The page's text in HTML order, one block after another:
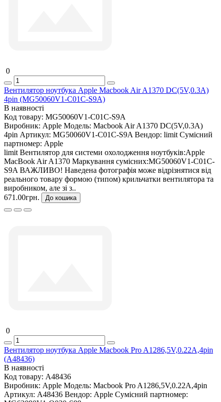
0
Вентилятор ноутбука Apple Macbook Air A1370 DC(5V,0.3A)
4pin (MG50060V1-C01C-S9A)
В наявності
Код товару: MG50060V1-C01C-S9A
Виробник: Apple Модель: Macbook Air A1370 DC(5V,0.3A)
4pin Артикул: MG50060V1-C01C-S9A Вендор: limit Сумісний
партномер: Apple
limit Вентилятор для системи охолодження ноутбуків:Apple
MacBook Air A1370 Маркування сумісних:MG50060V1-C01C-
S9A ВАЖЛИВО! Наведена фотографія може відрізнятися від
реального товару формою (типом) крильчатки вентилятора та
виробником, але зі з..
671.00грн.
До кошика
0
Вентилятор ноутбука Apple Macbook Pro A1286,5V,0.22A,4pin
(A48436)
В наявності
Код товару: A48436
Виробник: Apple Модель: Macbook Pro A1286,5V,0.22A,4pin
Артикул: A48436 Вендор: Apple Сумісний партномер: